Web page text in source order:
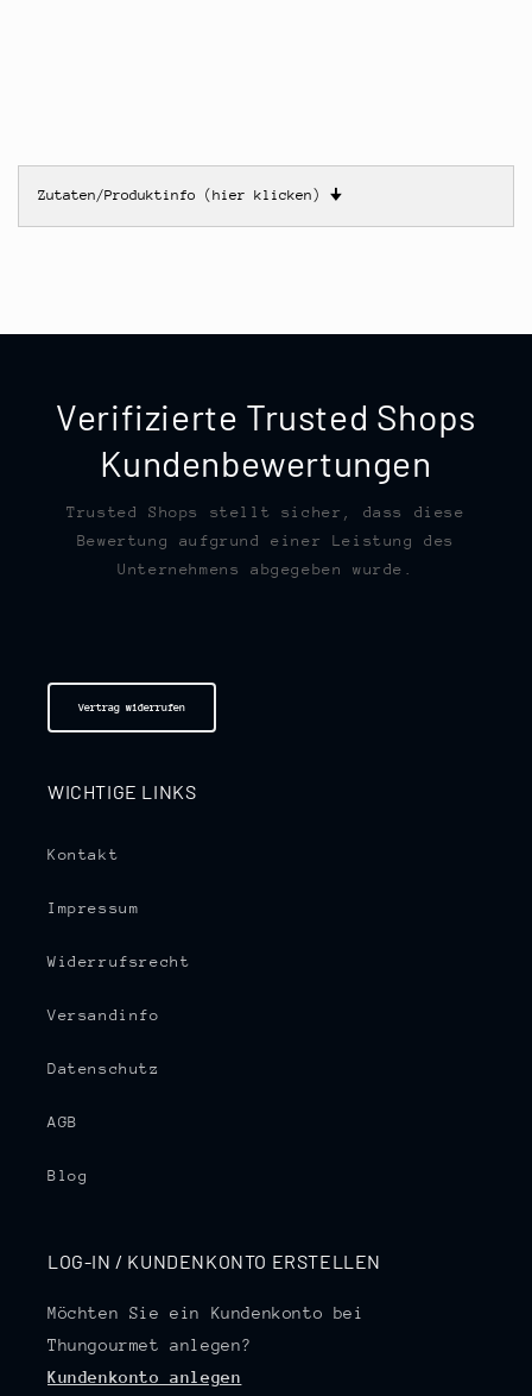
Zutaten/Produktinfo (hier klicken) 🠋
Verifizierte Trusted Shops
Kundenbewertungen
Trusted Shops stellt sicher, dass diese
Bewertung aufgrund einer Leistung des
Unternehmens abgegeben wurde.
Vertrag widerrufen
WICHTIGE LINKS
Kontakt
Impressum
Widerrufsrecht
Versandinfo
Datenschutz
AGB
Blog
LOG-IN / KUNDENKONTO ERSTELLEN
Möchten Sie ein Kundenkonto bei
Thungourmet anlegen?
Kundenkonto anlegen